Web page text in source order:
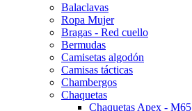
Balaclavas
Ropa Mujer
Bragas - Red cuello
Bermudas
Camisetas algodón
Camisas tácticas
Chambergos
Chaquetas
Chaquetas Apex - M65